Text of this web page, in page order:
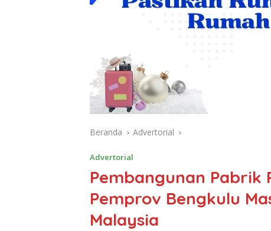
Beranda Advertorial
Advertorial
Pembangunan Pabrik
Pemprov Bengkulu
Malaysia